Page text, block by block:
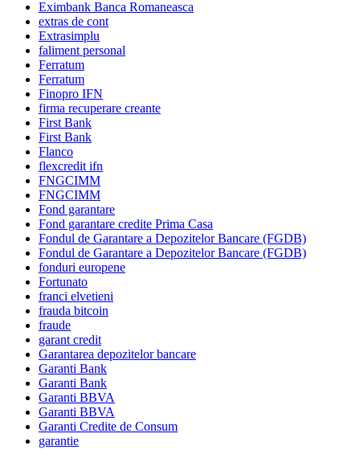
Eximbank Banca Romaneasca
extras de cont
Extrasimplu
faliment personal
Ferratum
Ferratum
Finopro IFN
firma recuperare creante
First Bank
First Bank
Flanco
flexcredit ifn
FNGCIMM
FNGCIMM
Fond garantare
Fond garantare credite Prima Casa
Fondul de Garantare a Depozitelor Bancare (FGDB)
Fondul de Garantare a Depozitelor Bancare (FGDB)
fonduri europene
Fortunato
franci elvetieni
frauda bitcoin
fraude
garant credit
Garantarea depozitelor bancare
Garanti Bank
Garanti Bank
Garanti BBVA
Garanti BBVA
Garanti Credite de Consum
garantie